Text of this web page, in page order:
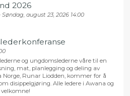
2026
august 23, 2026 14:00
og ungdomslederne våre til en
mat, planlegging og deling av
Runar Liodden, kommer for å
disippelgjøring. Alle ledere i Awana og